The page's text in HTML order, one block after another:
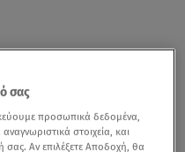
σας
προσωπικά δεδομένα,
στοιχεία, και
Αν επιλέξετε Αποδοχή, θα